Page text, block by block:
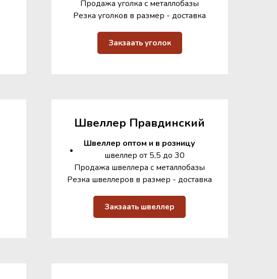
Продажа уголка с металлобазы
Резка уголков в размер - доставка
Закзаать уголок
Швеллер Правдинский
Швеллер оптом и в розницу
швеллер от 5,5 до 30
Продажа швеллера с металлобазы
Резка швеллеров в размер - доставка
Закзаать швеллер